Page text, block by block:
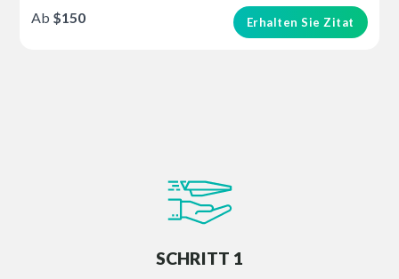
Erhalten Sie Zitat
Ab $150
SCHRITT 1